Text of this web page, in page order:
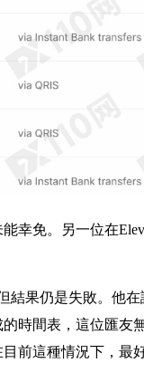
幸免。另一位在
結果仍是失敗。他
時間表，這位匯友
前這種情況下，最